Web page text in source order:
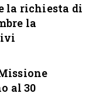
la richiesta di
la
al 30